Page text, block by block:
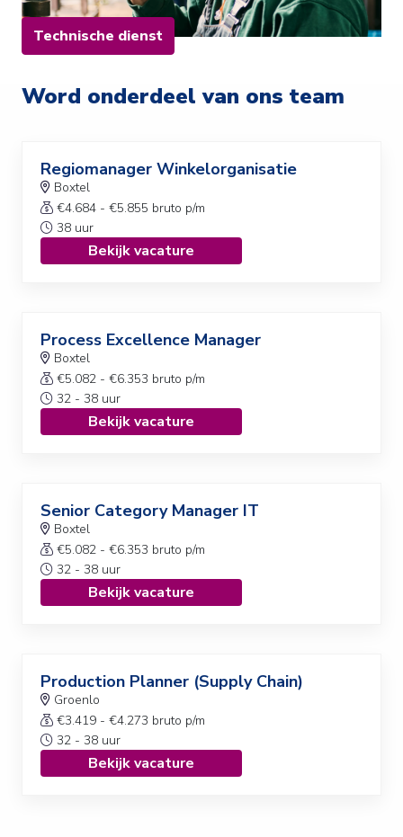
Technische dienst
Word onderdeel van ons team
Regiomanager Winkelorganisatie
Boxtel
€4.684 - €5.855 bruto p/m
38 uur
Bekijk vacature
Process Excellence Manager
Boxtel
€5.082 - €6.353 bruto p/m
32 - 38 uur
Bekijk vacature
Senior Category Manager IT
Boxtel
€5.082 - €6.353 bruto p/m
32 - 38 uur
Bekijk vacature
Production Planner (Supply Chain)
Groenlo
€3.419 - €4.273 bruto p/m
32 - 38 uur
Bekijk vacature